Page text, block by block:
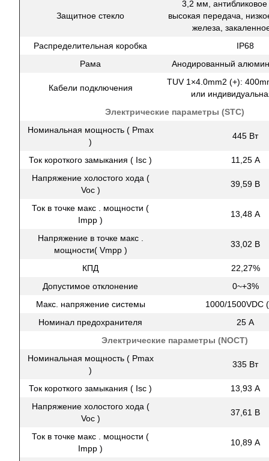
Защитное стекло
3,2 мм, антибликовое
высокая передача,
железа,
Распределительная коробка
IP68
Рама
Анодированный
Кабели подключения
TUV 1×4.0mm2 (+):
или
Электрические параметры (STC)
Номинальная мощность ( Pmax
)
445 Вт
Ток короткого замыкания ( Isc )
11,25 А
Напряжение холостого хода (
Voc )
39,59 В
Ток в точке макс . мощности (
Impp )
13,48 А
Напряжение в точке макс .
мощности( Vmpp )
33,02 В
КПД
22,27%
Допустимое отклонение
0~+3%
Макс. напряжение системы
1000/1500VDC
Номинал предохранителя
25 А
Электрические параметры (NOCT)
Номинальная мощность ( Pmax
)
335 Вт
Ток короткого замыкания ( Isc )
13,93 А
Напряжение холостого хода (
Voc )
37,61 В
Ток в точке макс . мощности (
Impp )
10,89 А